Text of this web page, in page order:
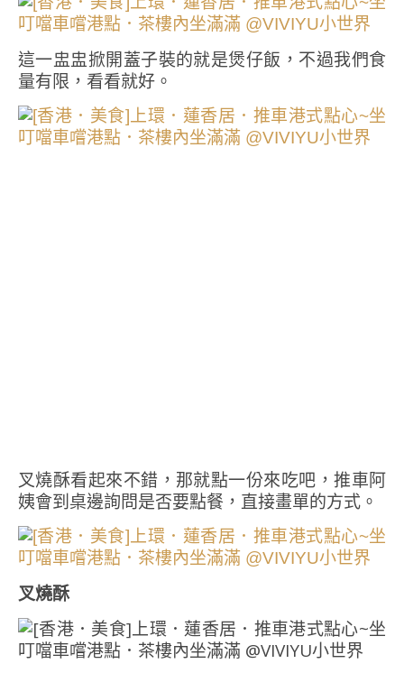
這一盅盅掀開蓋子裝的就是煲仔飯，不過我們食
量有限，看看就好。
叉燒酥看起來不錯，那就點一份來吃吧，推車阿
姨會到桌邊詢問是否要點餐，直接畫單的方式。
叉燒酥